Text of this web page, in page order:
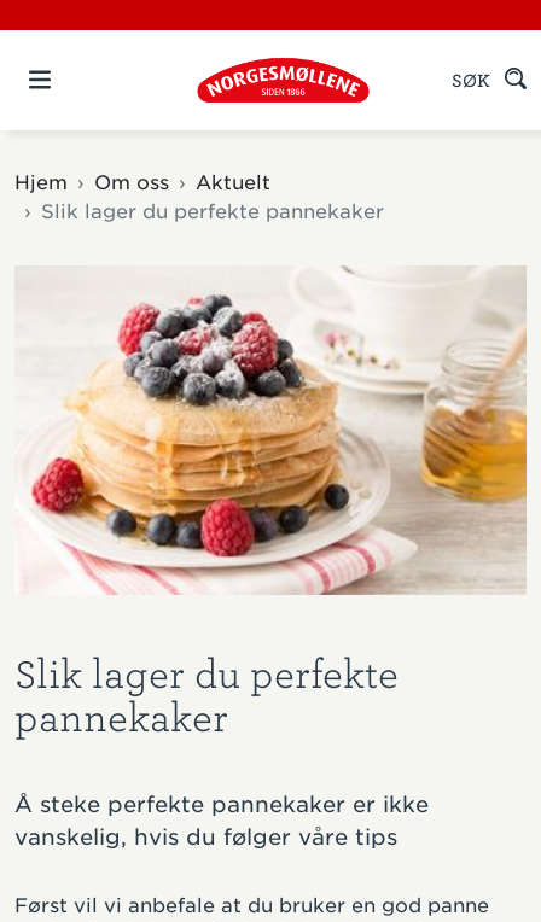
SØK
Hjem Om oss
Aktuelt
Slik lager du perfekte pannekaker
Slik lager du perfekte
pannekaker
Å steke perfekte pannekaker er ikke
vanskelig, hvis du følger våre tips
Først vil vi anbefale at du bruker en god panne